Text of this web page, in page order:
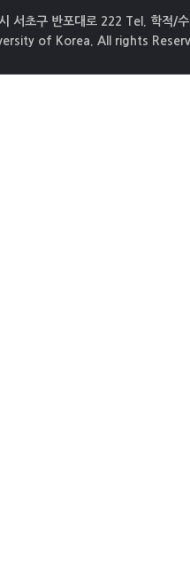
서초구 반포대로 222 Tel. 학적/
of Korea. All rights